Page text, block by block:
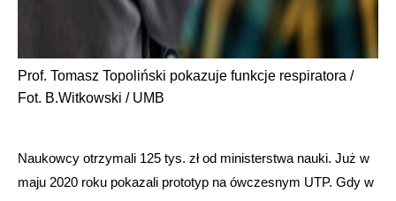
Prof. Tomasz Topoliński pokazuje funkcje respiratora /
Fot. B.Witkowski / UMB
Naukowcy otrzymali 125 tys. zł od ministerstwa nauki. Już w
maju 2020 roku pokazali prototyp na ówczesnym UTP. Gdy w